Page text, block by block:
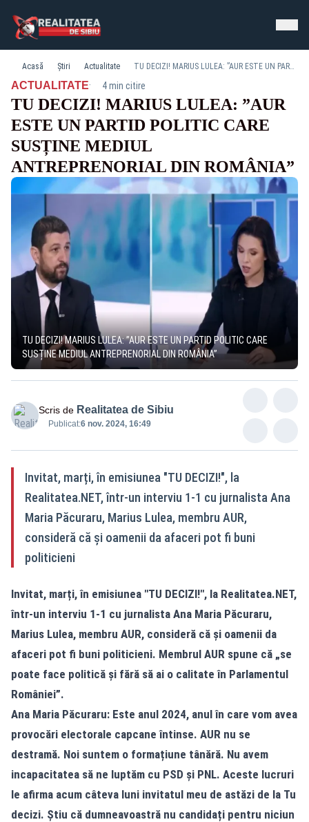
Acasă Știri Actualitate TU DECIZI! MARIUS LULEA: ”AUR ESTE UN PARTID POLITIC CARE SUSȚINE MEDIUL ANTREPRENORIAL DIN ROMÂNIA”
ACTUALITATE· 4 min citire
TU DECIZI! MARIUS LULEA: ”AUR
ESTE UN PARTID POLITIC CARE
SUSȚINE MEDIUL
ANTREPRENORIAL DIN ROMÂNIA”
TU DECIZI! MARIUS LULEA: ”AUR ESTE UN PARTID POLITIC CARE
SUSȚINE MEDIUL ANTREPRENORIAL DIN ROMÂNIA”
Scris de Realitatea de Sibiu
Publicat:6 nov. 2024, 16:49
Invitat, marți, în emisiunea "TU DECIZI!", la
Realitatea.NET, într-un interviu 1-1 cu jurnalista Ana
Maria Păcuraru, Marius Lulea, membru AUR,
consideră că și oamenii da afaceri pot fi buni
politicieni
Invitat, marți, în emisiunea "TU DECIZI!", la Realitatea.NET,
într-un interviu 1-1 cu jurnalista Ana Maria Păcuraru,
Marius Lulea, membru AUR, consideră că și oamenii da
afaceri pot fi buni politicieni. Membrul AUR spune că „se
poate face politică și fără să ai o calitate în Parlamentul
României”.
Ana Maria Păcuraru: Este anul 2024, anul în care vom avea
provocări electorale capcane întinse. AUR nu se
destramă. Noi suntem o formațiune tânără. Nu avem
incapacitatea să ne luptăm cu PSD și PNL. Aceste lucruri
le afirma acum câteva luni invitatul meu de astăzi de la Tu
decizi. Știu că dumneavoastră nu candidați pentru niciun